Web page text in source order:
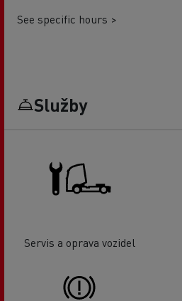
See specific hours >
Služby
Servis a oprava vozidel